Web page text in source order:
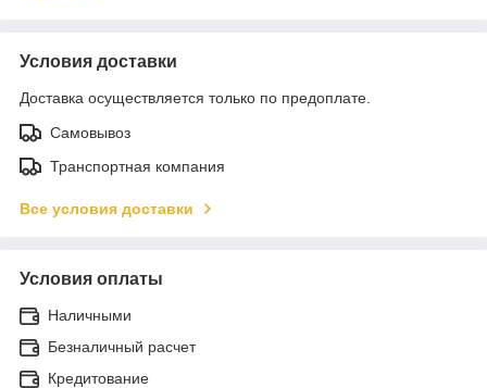
Условия доставки
Доставка осуществляется только по предоплате.
Самовывоз
Транспортная компания
Все условия доставки
Условия оплаты
Наличными
Безналичный расчет
Кредитование